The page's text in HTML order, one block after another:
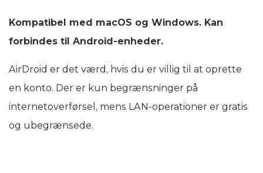
Kompatibel med macOS og Windows. Kan
forbindes til Android-enheder.
AirDroid er det værd, hvis du er villig til at oprette
en konto. Der er kun begrænsninger på
internetoverførsel, mens LAN-operationer er gratis
og ubegrænsede.